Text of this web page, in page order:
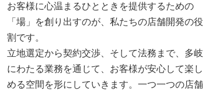
お客様に心温まるひとときを提供するための
「場」を創り出すのが、私たちの店舗開発の役
割です。
立地選定から契約交渉、そして法務まで、多岐
にわたる業務を通じて、お客様が安心して楽し
める空間を形にしていきます。一つ一つの店舗